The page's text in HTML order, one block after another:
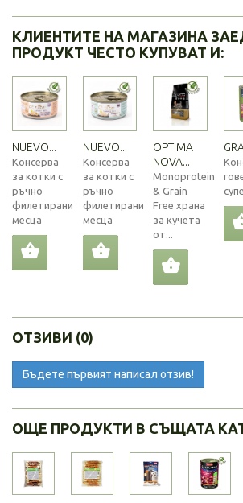
КЛИЕНТИТЕ НА МАГАЗИНА
ПРОДУКТ ЧЕСТО КУПУВАТ И:
NUEVO...
Консерва
за котки с
ръчно
филетирани
месца
NUEVO...
Консерва
за котки с
ръчно
филетирани
месца
OPTIMA
NOVA...
Monoprotein
& Grain
Free храна
за кучета
от...
ОТЗИВИ (0)
Бъдете първият написал отзив!
ОЩЕ ПРОДУКТИ В СЪЩАТА